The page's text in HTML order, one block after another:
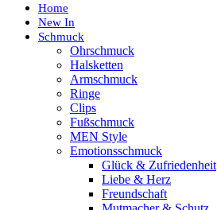
Home
New In
Schmuck
Ohrschmuck
Halsketten
Armschmuck
Ringe
Clips
Fußschmuck
MEN Style
Emotionsschmuck
Glück & Zufriedenheit
Liebe & Herz
Freundschaft